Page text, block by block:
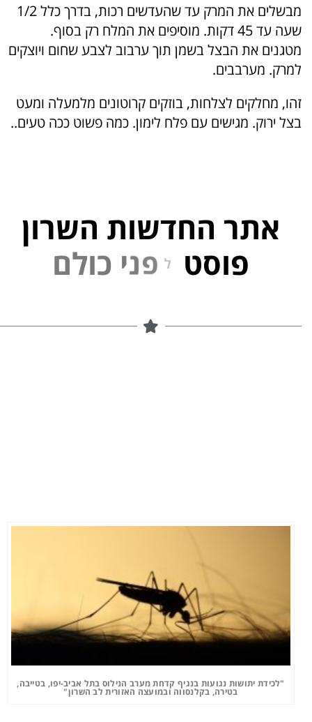
מבשלים את המרק עד שהעדשים רכות, בדרך כלל 1/2
שעה עד 45 דקות. מוסיפים את המלח רק בסוף.
מטגנים את הבצל בשמן תוך ערבוב לצבע שחום ויוצקים
למרק. מערבבים.
זהו, מחלקים לצלחות, בוזקים קרוטונים מלמעלה ומעט
בצל ירוק. מגישים עם פלח לימון. כמה פשוט ככה טעים..
אתר החדשות השרון
פוסט
"לכידת יתושות נגועות בנגיף קדחת מערב הנילוס בתל אביב-יפו, בטייבה,
בטירה, בקלנסווה ובמועצה האזורית לב השרון"